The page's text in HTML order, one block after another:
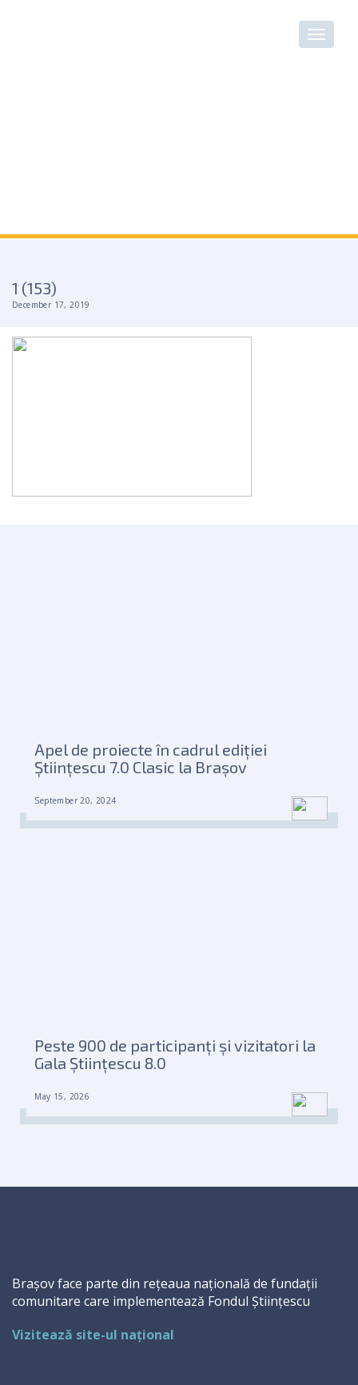
1 (153)
December 17, 2019
Apel de proiecte în cadrul ediției
Științescu 7.0 Clasic la Brașov
September 20, 2024
Peste 900 de participanți și vizitatori la
Gala Științescu 8.0
May 15, 2026
Brașov face parte din rețeaua națională de fundații
comunitare care implementează Fondul Științescu
Vizitează site-ul național